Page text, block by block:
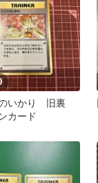
いかり 旧裏
カード